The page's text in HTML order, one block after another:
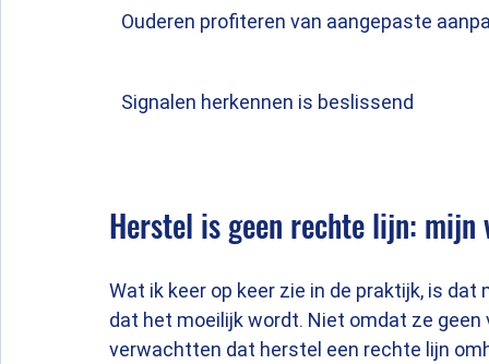
Ouderen profiteren van aangepaste
Signalen herkennen is beslissend
Herstel is geen rechte lijn:
Wat ik keer op keer zie in de praktijk, is
dat het moeilijk wordt. Niet omdat ze
verwachtten dat herstel een rechte lijn